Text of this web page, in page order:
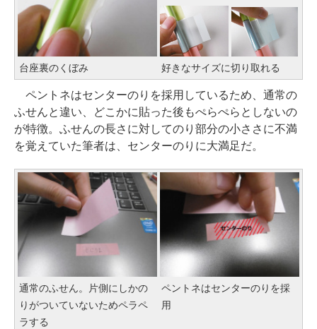
台座裏のくぼみ 好きなサイズに切り取れる
ペントネはセンターのりを採用しているため、通常の
ふせんと違い、どこかに貼った後もぺらぺらとしないの
が特徴。ふせんの長さに対してのり部分の小ささに不満
を覚えていた筆者は、センターのりに大満足だ。
通常のふせん。片側にしかの
りがついていないためペラペ
ラする
ペントネはセンターのりを採
用